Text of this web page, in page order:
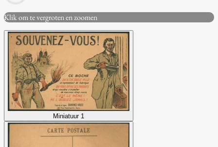
Klik om te vergroten en zoomen
Miniatuur 1